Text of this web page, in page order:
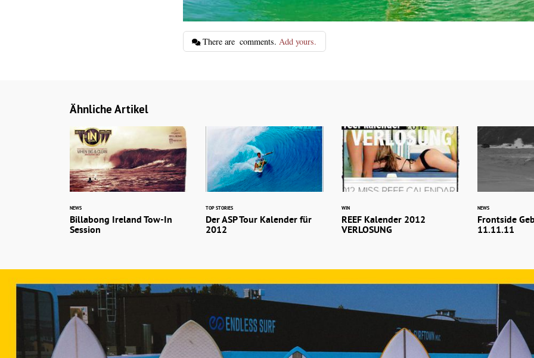
There are comments. Add yours.
Ähnliche Artikel
NEWS
Billabong Ireland Tow-In
Session
TOP STORIES
Der ASP Tour Kalender für
2012
WIN
REEF Kalender 2012
VERLOSUNG
NEWS
Frontside
11.11.11